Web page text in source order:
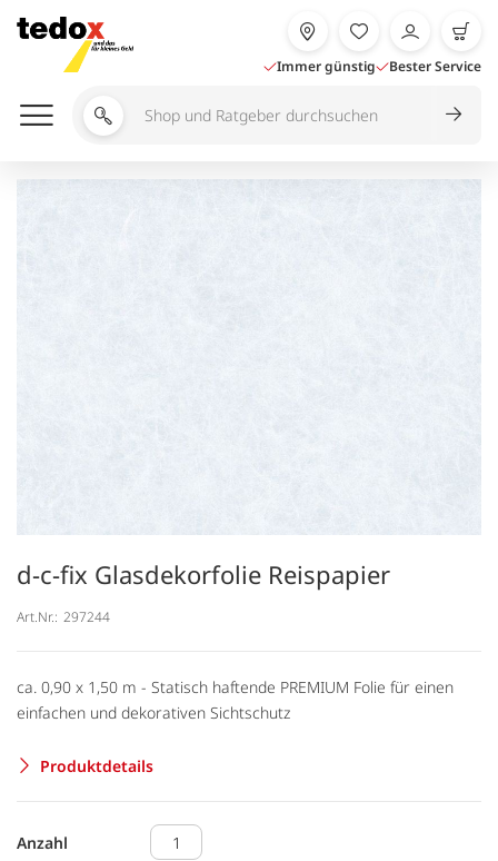
Inhalt
springen
Immer günstig Bester Service
Shop
Ratgeber
d-c-fix Glasdekorfolie Reispapier
Art.Nr.: 297244
ca. 0,90 x 1,50 m - Statisch haftende PREMIUM Folie für einen
einfachen und dekorativen Sichtschutz
Produktdetails
Anzahl